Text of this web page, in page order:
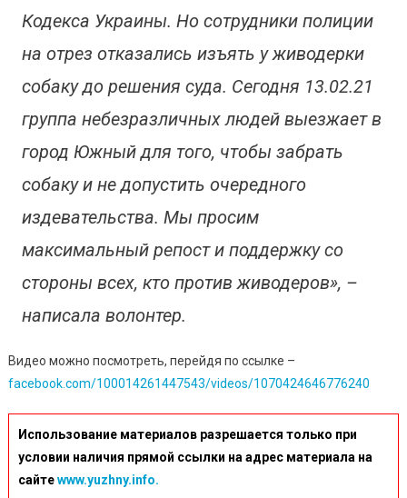
Кодекса Украины. Но сотрудники полиции
на отрез отказались изъять у живодерки
собаку до решения суда. Сегодня 13.02.21
группа небезразличных людей выезжает в
город Южный для того, чтобы забрать
собаку и не допустить очередного
издевательства. Мы просим
максимальный репост и поддержку со
стороны всех, кто против живодеров», –
написала волонтер.
Видео можно посмотреть, перейдя по ссылке –
facebook.com/100014261447543/videos/1070424646776240
Использование материалов разрешается только при
условии наличия прямой ссылки на адрес материала на
сайтеwww.yuzhny.info.